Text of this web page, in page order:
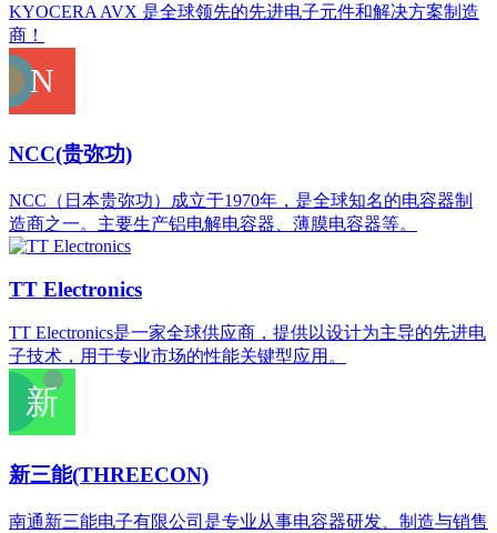
KYOCERA AVX 是全球领先的先进电子元件和解决方案制造
商！
NCC(贵弥功)
NCC（日本贵弥功）成立于1970年，是全球知名的电容器制
造商之一。主要生产铝电解电容器、薄膜电容器等。
TT Electronics
TT Electronics是一家全球供应商，提供以设计为主导的先进电
子技术，用于专业市场的性能关键型应用。
新三能(THREECON)
南通新三能电子有限公司是专业从事电容器研发、制造与销售